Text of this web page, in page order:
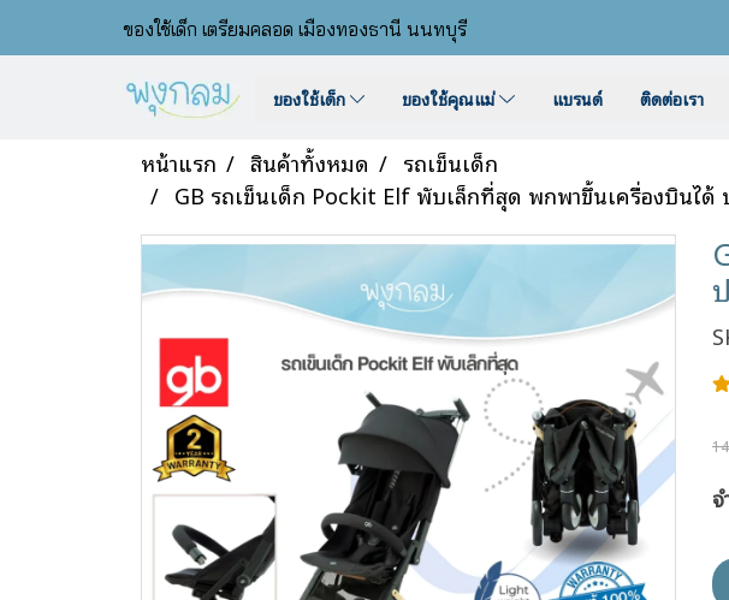
ของใช้เด็ก เตรียมคลอด เมืองทองธานี นนทบุรี
ของใช้เด็ก ของใช้คุณแม่ แบรนด์ ติดต่อเรา
หน้าแรก สินค้าทั้งหมด
รถเข็นเด็ก
GB รถเข็นเด็ก Pockit Elf พับเล็กที่สุด พกพาขึ้นเครื่องบินไ